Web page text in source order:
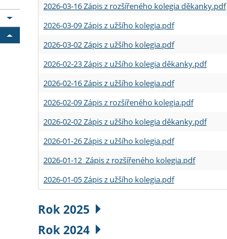
2026-03-16 Zápis z rozšířeného kolegia děkanky.pdf
2026-03-09 Zápis z užšího kolegia.pdf
2026-03-02 Zápis z užšího kolegia.pdf
2026-02-23 Zápis z užšího kolegia děkanky.pdf
2026-02-16 Zápis z užšího kolegia.pdf
2026-02-09 Zápis z rozšířeného kolegia.pdf
2026-02-02 Zápis z užšího kolegia děkanky.pdf
2026-01-26 Zápis z užšího kolegia.pdf
2026-01-12 Zápis z rozšířeného kolegia.pdf
2026-01-05 Zápis z užšího kolegia.pdf
Rok 2025
Rok 2024